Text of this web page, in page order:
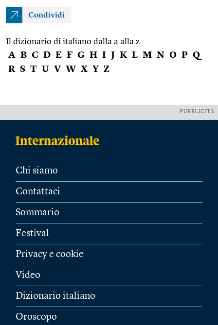
Condividi
Il dizionario di italiano dalla a alla z
A B C D E F G H I J K L M N O P Q
R S T U V W X Y Z
PUBBLICITÀ
Chi siamo
Contattaci
Sommario
Festival
Privacy e cookie
Video
Dizionario italiano
Oroscopo